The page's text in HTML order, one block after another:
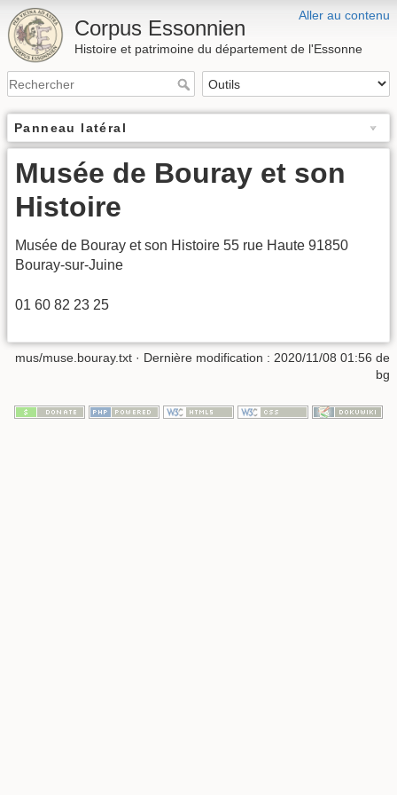
Aller au contenu
Corpus Essonnien
Histoire et patrimoine du département de l'Essonne
Panneau latéral
Musée de Bouray et son
Histoire
Musée de Bouray et son Histoire 55 rue Haute 91850
Bouray-sur-Juine
01 60 82 23 25
mus/muse.bouray.txt · Dernière modification : 2020/11/08 01:56 de
bg